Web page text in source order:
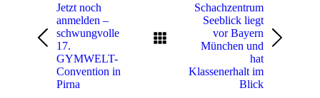
Vorheriger
Beitrag:
Jetzt noch
anmelden –
schwungvolle
17.
GYMWELT-
Convention in
Pirna
Nächster
Schachzentrum
Seeblick liegt
vor Bayern
München und
hat
Klassenerhalt im
Blick